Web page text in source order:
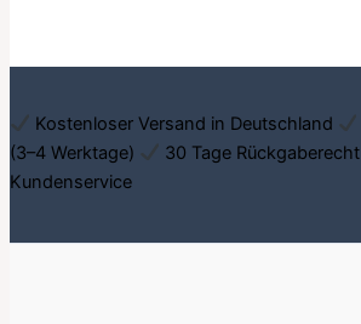
Kostenloser Versand in Deutschland
(3–4 Werktage)
30 Tage Rückgaberecht
Kundenservice